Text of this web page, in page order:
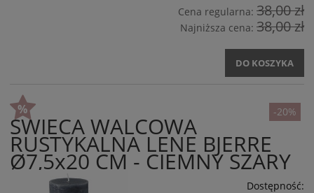
Cena regularna: 38,00 zł
Najniższa cena: 38,00 zł
DO KOSZYKA
ŚWIECA WALCOWA
RUSTYKALNA LENE BJERRE
Ø7,5x20 CM - CIEMNY SZARY
Dostępność:
-20%